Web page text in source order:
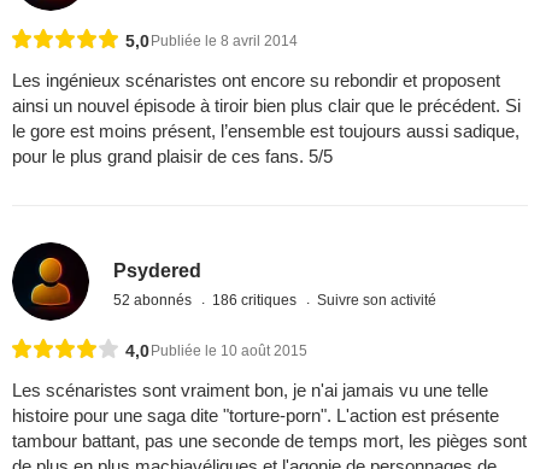
5,0 Publiée le 8 avril 2014
Les ingénieux scénaristes ont encore su rebondir et proposent
ainsi un nouvel épisode à tiroir bien plus clair que le précédent. Si
le gore est moins présent, l’ensemble est toujours aussi sadique,
pour le plus grand plaisir de ces fans. 5/5
Psydered
52 abonnés 186 critiques Suivre son activité
4,0Publiée le 10 août 2015
Les scénaristes sont vraiment bon, je n'ai jamais vu une telle
histoire pour une saga dite "torture-porn". L'action est présente
tambour battant, pas une seconde de temps mort, les pièges sont